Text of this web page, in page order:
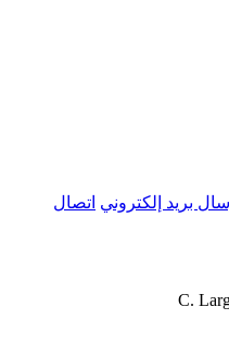
بريد إلكتروني اتصال
C.